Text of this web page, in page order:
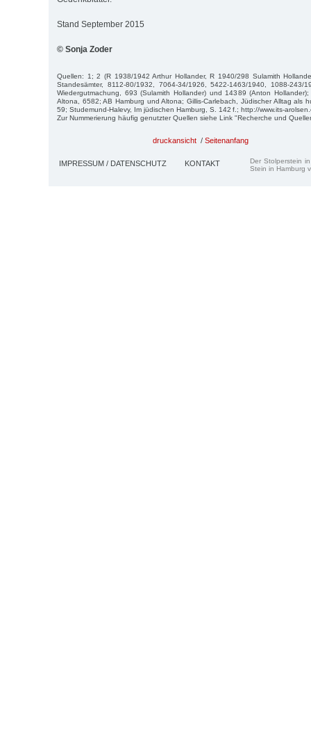
Stand September 2015
© Sonja Zoder
Quellen: 1; 2 (R 1938/1942 Arthur Hollander, R 1940/298 Sulamith
Standesämter, 8112-80/1932, 7064-34/1926, 5422-1463/1940, 1088-243/
Wiedergutmachung, 693 (Sulamith Hollander) und 14389 (Anton Hollander);
Altona, 6582; AB Hamburg und Altona; Gillis-Carlebach, Jüdischer Alltag als
59; Studemund-Halevy, Im jüdischen Hamburg, S. 142 f.; http://www.its-
Zur Nummerierung häufig genutzter Quellen siehe Link "Recherche und
druckansicht / Seitenanfang
IMPRESSUM / DATENSCHUTZ KONTAKT
Der Stolperstein
Stein in Hamburg